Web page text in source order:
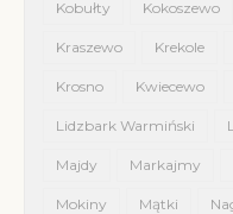
Kobułty Kokoszewo
Kraszewo Krekole
Krosno Kwiecewo
Lidzbark Warmiński
Majdy Markajmy
Mokiny Mątki